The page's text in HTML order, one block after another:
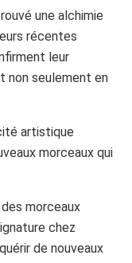
une alchimie
récentes
leur
non seulement en
artistique
morceaux qui
des morceaux
chez
de nouveaux